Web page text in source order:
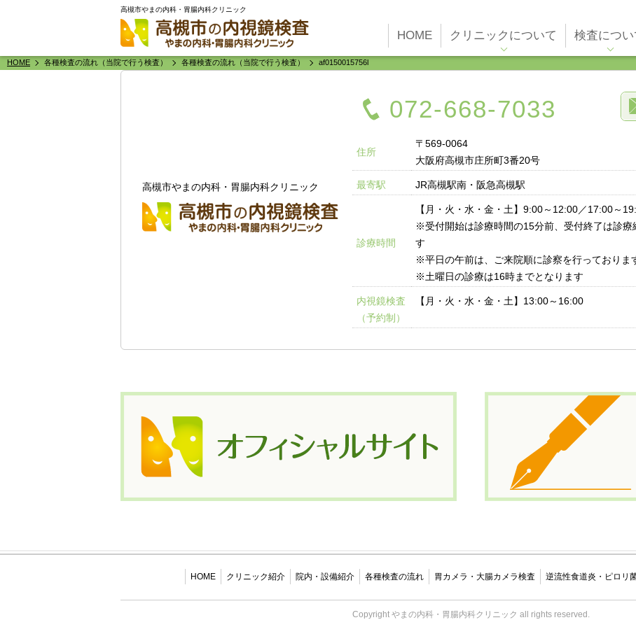
高槻市やまの内科・胃腸内科クリニック
HOME クリニックについて 検査につい
HOME 各種検査の流れ（当院で行う検査） 各種検査の流れ（当院で行う検査） af0150015756l
高槻市やまの内科・胃腸内科クリニック
072-668-7033
住所
〒569-0064
大阪府高槻市庄所町3番20号
最寄駅 JR高槻駅南・阪急高槻駅
診療時間
【月・火・水・金・土】9:00～12:00／17:00～
※受付開始は診療時間の15分前、受付終了は診療
す
※平日の午前は、ご来院順に診察を行っておりま
※土曜日の診療は16時までとなります
内視鏡検査
（予約制）
【月・火・水・金・土】13:00～16:00
HOME クリニック紹介 院内・設備紹介 各種検査の流れ 胃カメラ・大腸カメラ検査 逆流性食道炎・ピロリ
Copyright やまの内科・胃腸内科クリニック all rights reserved.